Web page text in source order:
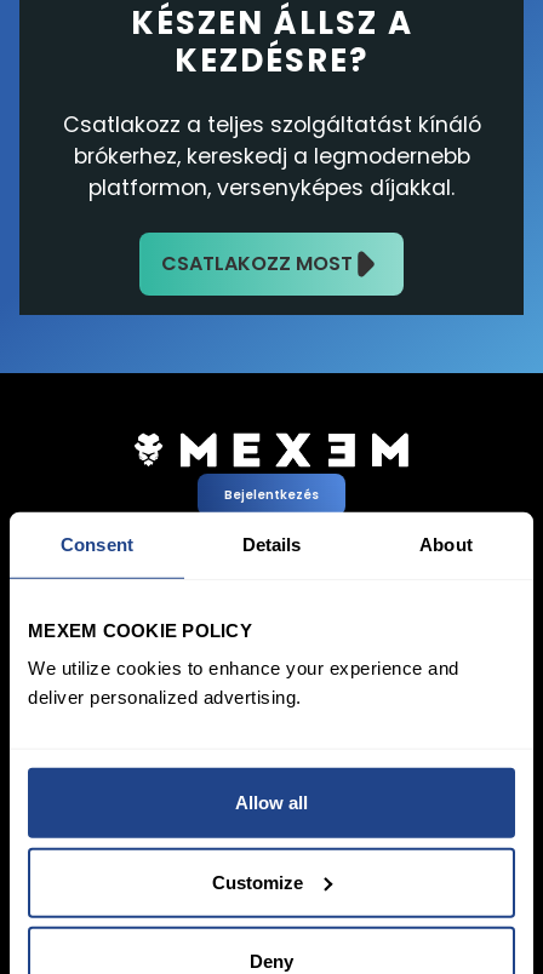
Consent Details About
MEXEM COOKIE POLICY
We utilize cookies to enhance your experience and
deliver personalized advertising.
Allow all
Customize
Deny
KÉSZEN ÁLLSZ A
KEZDÉSRE?
Csatlakozz a teljes szolgáltatást kínáló
brókerhez, kereskedj a legmodernebb
platformon, versenyképes díjakkal.
CSATLAKOZZ MOST
Bejelentkezés
Számlanyitás
Accounts
Egyedi Számla
Corporate Account
Piaci Adatok
Megtakarítások
SYEP
ETF-ek / UCITS
Vagyonkezelés
Instruments
Megbízástípusok
Kereskedési
Platformok
TWS
Mobilalkalmazás
Ügyfélkapu